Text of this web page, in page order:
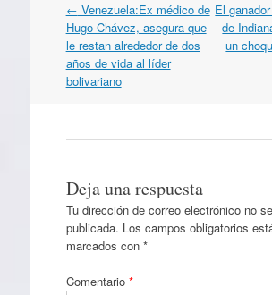
Navegación
por
artículos
← Venezuela:Ex médico de
Hugo Chávez, asegura que
le restan alrededor de dos
años de vida al líder
bolivariano
El
de
un
Deja una respuesta
Tu dirección de correo electrónico no
publicada. Los campos obligatorios
marcados con *
Comentario *